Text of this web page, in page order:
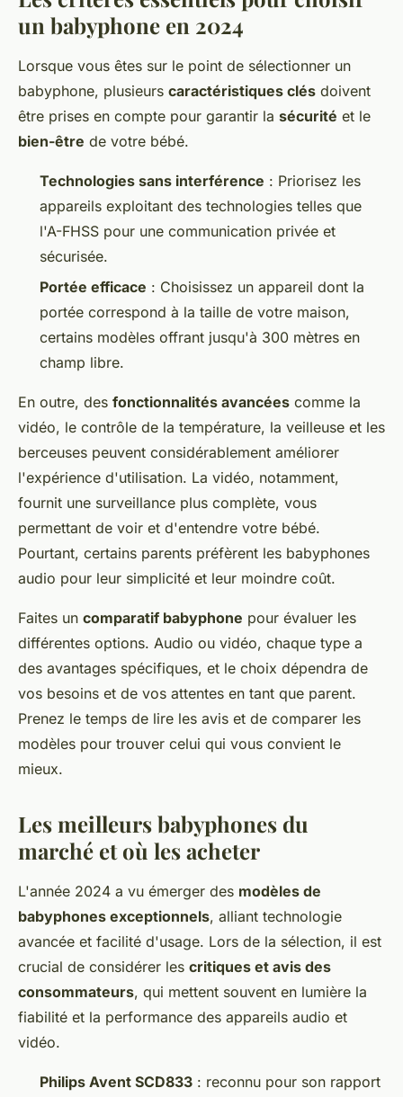
un babyphone en 2024
Lorsque vous êtes sur le point de sélectionner un
babyphone, plusieurs caractéristiques clés doivent
être prises en compte pour garantir la sécurité et le
bien-être de votre bébé.
Technologies sans interférence : Priorisez les
appareils exploitant des technologies telles que
l'A-FHSS pour une communication privée et
sécurisée.
Portée efficace : Choisissez un appareil dont la
portée correspond à la taille de votre maison,
certains modèles offrant jusqu'à 300 mètres en
champ libre.
En outre, des fonctionnalités avancées comme la
vidéo, le contrôle de la température, la veilleuse et les
berceuses peuvent considérablement améliorer
l'expérience d'utilisation. La vidéo, notamment,
fournit une surveillance plus complète, vous
permettant de voir et d'entendre votre bébé.
Pourtant, certains parents préfèrent les babyphones
audio pour leur simplicité et leur moindre coût.
Faites un comparatif babyphone pour évaluer les
différentes options. Audio ou vidéo, chaque type a
des avantages spécifiques, et le choix dépendra de
vos besoins et de vos attentes en tant que parent.
Prenez le temps de lire les avis et de comparer les
modèles pour trouver celui qui vous convient le
mieux.
Les meilleurs babyphones du
marché et où les acheter
L'année 2024 a vu émerger des modèles de
babyphones exceptionnels, alliant technologie
avancée et facilité d'usage. Lors de la sélection, il est
crucial de considérer les critiques et avis des
consommateurs, qui mettent souvent en lumière la
fiabilité et la performance des appareils audio et
vidéo.
Philips Avent SCD833 : reconnu pour son rapport